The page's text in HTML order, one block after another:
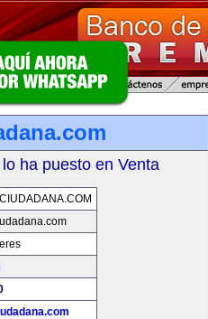
ha puesto en Venta